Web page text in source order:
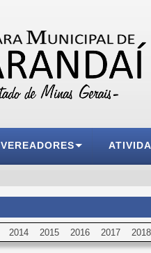
VEREADORES
2014 2015 2016 2017 2018